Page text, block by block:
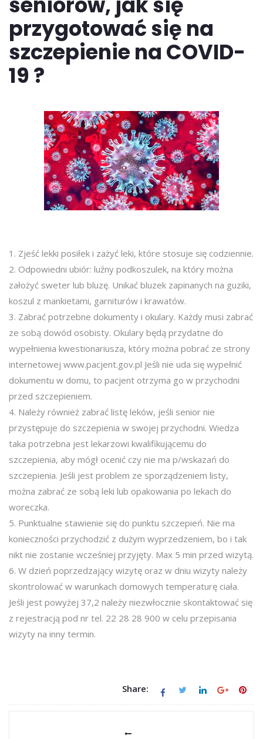
przygotować się na
szczepienie na COVID-
19 ?
1. Zjeść lekki posiłek i zażyć leki, które stosuje się codziennie.
2. Odpowiedni ubiór: luźny podkoszulek, na który można
założyć sweter lub bluzę. Unikać bluzek zapinanych na guziki,
koszul z mankietami, garniturów i krawatów.
3. Zabrać potrzebne dokumenty i okulary. Każdy musi zabrać
ze sobą dowód osobisty. Okulary będą przydatne do
wypełnienia kwestionariusza, który można pobrać ze strony
internetowej www.pacjent.gov.pl Jeśli nie uda się wypełnić
dokumentu w domu, to pacjent otrzyma go w przychodni
przed szczepieniem.
4. Należy również zabrać listę leków, jeśli senior nie
przystępuje do szczepienia w swojej przychodni. Wiedza
taka potrzebna jest lekarzowi kwalifikującemu do
szczepienia, aby mógł ocenić czy nie ma p/wskazań do
szczepienia. Jeśli jest problem ze sporządzeniem listy,
można zabrać ze sobą leki lub opakowania po lekach do
woreczka.
5. Punktualne stawienie się do punktu szczepień. Nie ma
konieczności przychodzić z dużym wyprzedzeniem, bo i tak
nikt nie zostanie wcześniej przyjęty. Max 5 min przed wizytą.
6. W dzień poprzedzający wizytę oraz w dniu wizyty należy
skontrolować w warunkach domowych temperaturę ciała.
Jeśli jest powyżej 37,2 należy niezwłocznie skontaktować się
z rejestracją pod nr tel. 22 28 28 900 w celu przepisania
wizyty na inny termin.
Share: